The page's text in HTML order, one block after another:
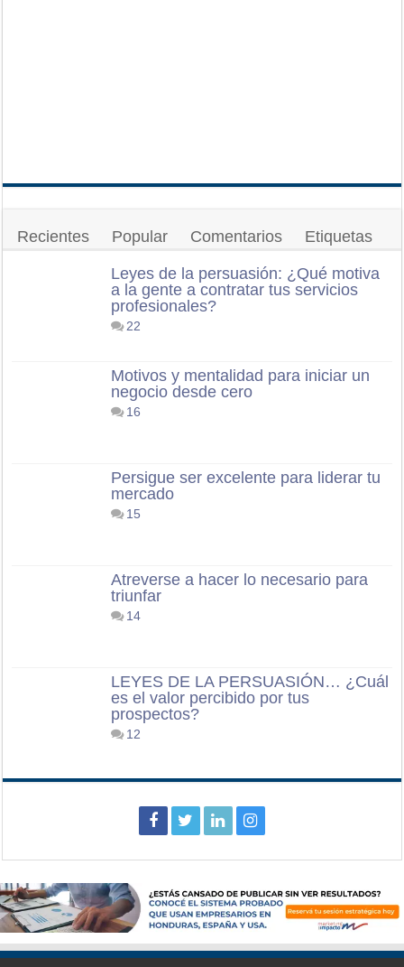
Recientes Popular Comentarios Etiquetas
Leyes de la persuasión: ¿Qué motiva
a la gente a contratar tus servicios
profesionales?
22
Motivos y mentalidad para iniciar un
negocio desde cero
16
Persigue ser excelente para liderar tu
mercado
15
Atreverse a hacer lo necesario para
triunfar
14
LEYES DE LA PERSUASIÓN… ¿Cuál
es el valor percibido por tus
prospectos?
12